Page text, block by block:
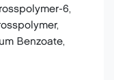
6,
Benzoate,